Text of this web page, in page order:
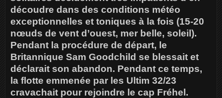
découdre dans des conditions météo
exceptionnelles et toniques à la fois (15-20
nœuds de vent d’ouest, mer belle, soleil).
Pendant la procédure de départ, le
Britannique Sam Goodchild se blessait et
déclarait son abandon. Pendant ce temps,
la flotte emmenée par les Ultim 32/23
cravachait pour rejoindre le cap Fréhel.